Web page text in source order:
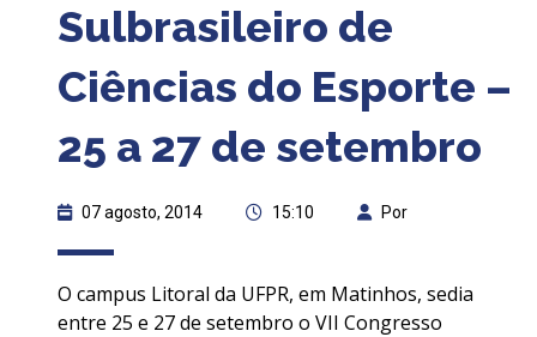
Sulbrasileiro de
Ciências do Esporte –
25 a 27 de setembro
07 agosto, 2014 15:10 Por
O campus Litoral da UFPR, em Matinhos, sedia
entre 25 e 27 de setembro o VII Congresso